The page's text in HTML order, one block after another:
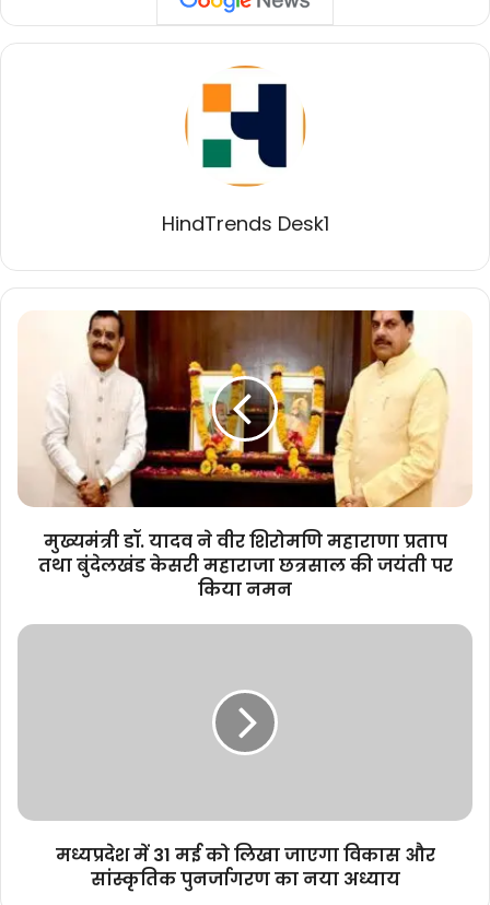
HindTrends Desk1
मुख्यमंत्री
शिरोमणि
महाराणा
तथा
केसरी
महाराजा
जयंती
मुख्यमंत्री डॉ. यादव ने वीर शिरोमणि महाराणा प्रताप
तथा बुंदेलखंड केसरी महाराजा छत्रसाल की जयंती पर
किया नमन
मध्यप्रदेश
और
पुनर्जागरणमध्यप्रदेश में 31 मई को लिखा जाएगा विकास और
सांस्कृतिक पुनर्जागरण का नया अध्याय